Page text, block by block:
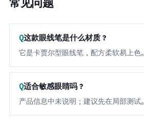
这款眼线笔是什么材质？
它是卡贾尔型眼线笔，配方柔软易上色。
适合敏感眼睛吗？
产品信息中未说明；建议先在局部测试。